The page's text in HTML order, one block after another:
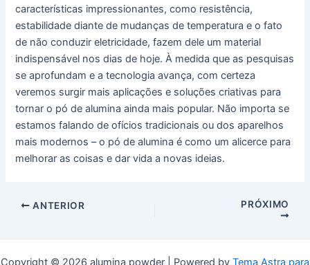
características impressionantes, como resistência,
estabilidade diante de mudanças de temperatura e o fato
de não conduzir eletricidade, fazem dele um material
indispensável nos dias de hoje. À medida que as pesquisas
se aprofundam e a tecnologia avança, com certeza
veremos surgir mais aplicações e soluções criativas para
tornar o pó de alumina ainda mais popular. Não importa se
estamos falando de ofícios tradicionais ou dos aparelhos
mais modernos – o pó de alumina é como um alicerce para
melhorar as coisas e dar vida a novas ideias.
PostarANTERIOR PRÓXIMO